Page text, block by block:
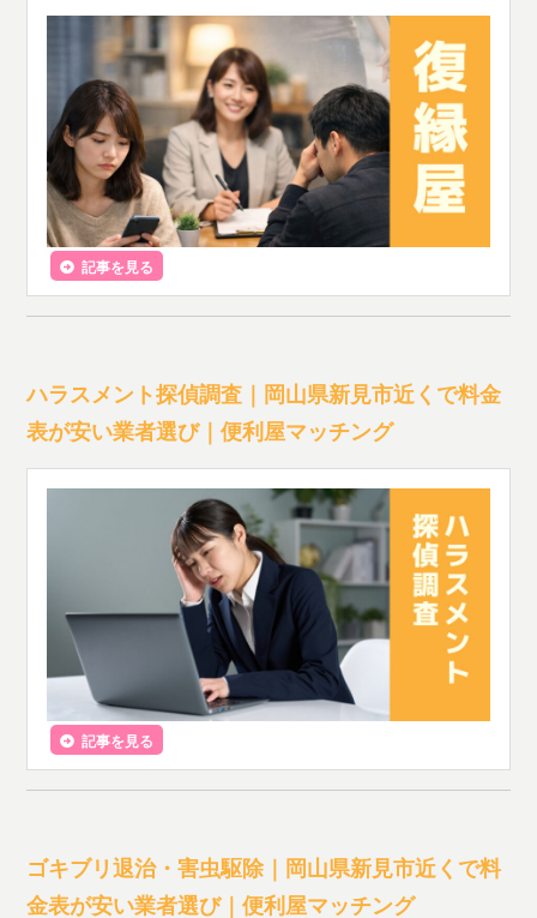
記事を見る
ハラスメント探偵調査｜岡山県新見市近くで料金
表が安い業者選び｜便利屋マッチング
記事を見る
ゴキブリ退治・害虫駆除｜岡山県新見市近くで料
金表が安い業者選び｜便利屋マッチング